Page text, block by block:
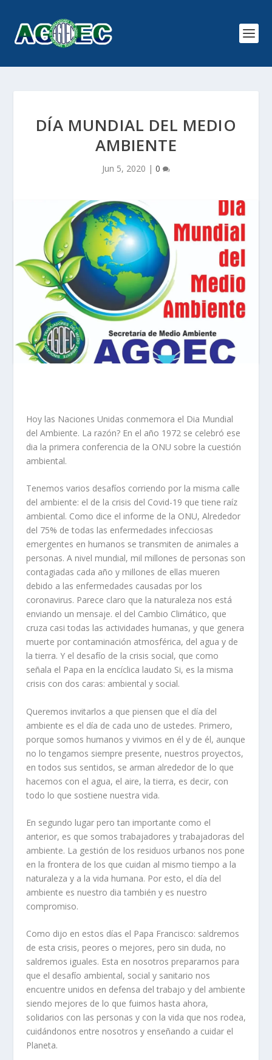
DÍA MUNDIAL DEL MEDIO
AMBIENTE
Jun 5, 2020 | 0
Hoy las Naciones Unidas conmemora el Dia Mundial
del Ambiente. La razón? En el año 1972 se celebró ese
dia la primera conferencia de la ONU sobre la cuestión
ambiental.
Tenemos varios desafíos corriendo por la misma calle
del ambiente: el de la crisis del Covid-19 que tiene raíz
ambiental. Como dice el informe de la ONU, Alrededor
del 75% de todas las enfermedades infecciosas
emergentes en humanos se transmiten de animales a
personas. A nivel mundial, mil millones de personas son
contagiadas cada año y millones de ellas mueren
debido a las enfermedades causadas por los
coronavirus. Parece claro que la naturaleza nos está
enviando un mensaje. el del Cambio Climático, que
cruza casi todas las actividades humanas, y que genera
muerte por contaminación atmosférica, del agua y de
la tierra. Y el desafío de la crisis social, que como
señala el Papa en la encíclica laudato Si, es la misma
crisis con dos caras: ambiental y social.
Queremos invitarlos a que piensen que el día del
ambiente es el día de cada uno de ustedes. Primero,
porque somos humanos y vivimos en él y de él, aunque
no lo tengamos siempre presente, nuestros proyectos,
en todos sus sentidos, se arman alrededor de lo que
hacemos con el agua, el aire, la tierra, es decir, con
todo lo que sostiene nuestra vida.
En segundo lugar pero tan importante como el
anterior, es que somos trabajadores y trabajadoras del
ambiente. La gestión de los residuos urbanos nos pone
en la frontera de los que cuidan al mismo tiempo a la
naturaleza y a la vida humana. Por esto, el día del
ambiente es nuestro dia también y es nuestro
compromiso.
Como dijo en estos días el Papa Francisco: saldremos
de esta crisis, peores o mejores, pero sin duda, no
saldremos iguales. Esta en nosotros prepararnos para
que el desafío ambiental, social y sanitario nos
encuentre unidos en defensa del trabajo y del ambiente
siendo mejores de lo que fuimos hasta ahora,
solidarios con las personas y con la vida que nos rodea,
cuidándonos entre nosotros y enseñando a cuidar el
Planeta.